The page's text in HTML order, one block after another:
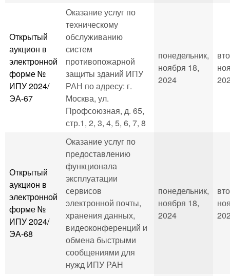
Открытый
аукцион в
электронной
форме №
ИПУ 2024/
ЭА-67
Оказание услуг по
техническому
обслуживанию
систем
противопожарной
защиты зданий ИПУ
РАН по адресу: г.
Москва, ул.
Профсоюзная, д. 65,
стр.1, 2, 3, 4, 5, 6, 7, 8
понедельник,
ноября 18,
2024
Открытый
аукцион в
электронной
форме №
ИПУ 2024/
ЭА-68
Оказание услуг по
предоставлению
функционала
эксплуатации
сервисов
электронной почты,
хранения данных,
видеоконференций и
обмена быстрыми
сообщениями для
нужд ИПУ РАН
понедельник,
ноября 18,
2024